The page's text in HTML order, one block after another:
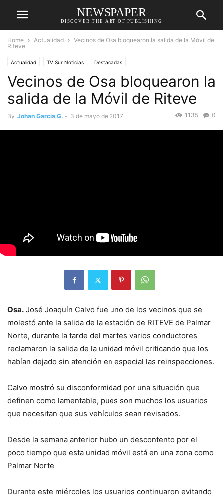
NEWSPAPER
DISCOVER THE ART OF PUBLISHING
Home Actualidad
Vecinos de Osa bloquearon la salida de la Móvil de
Riteve
Actualidad TV Sur Noticias Destacadas
Vecinos de Osa bloquearon la
salida de la Móvil de Riteve
By Johan Garcia G. - 3 de mayo de 2017 0
1135
Osa. José Joaquín Calvo fue uno de los vecinos que se
molestó ante la salida de la estación de RITEVE de Palmar
Norte, durante la tarde del martes varios conductores
reclamaron la salida de la unidad móvil criticando que los
habían dejado sin atención en especial las reinspecciones.
Calvo mostró su disconformidad por una situación que
definen como lamentable, pues son muchos los usuarios
que necesitan que sus vehículos sean revisados.
Desde la semana anterior hubo un descontento por el
poco tiempo que esta unidad móvil está en una zona como
Palmar Norte
Durante este miércoles los usuarios continuaron evitando